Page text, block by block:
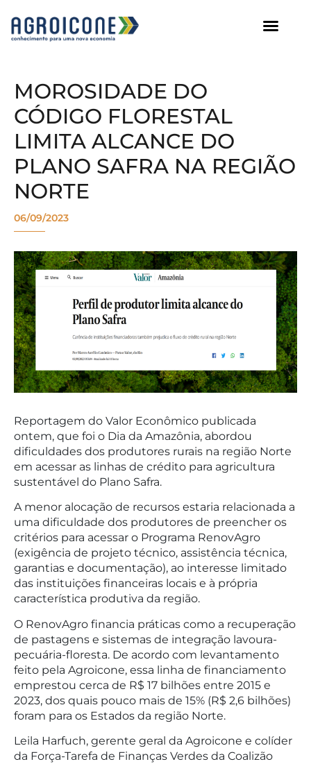
MOROSIDADE DO
CÓDIGO FLORESTAL
LIMITA ALCANCE DO
PLANO SAFRA NA REGIÃO
NORTE
06/09/2023
Reportagem do Valor Econômico publicada
ontem, que foi o Dia da Amazônia, abordou
dificuldades dos produtores rurais na região Norte
em acessar as linhas de crédito para agricultura
sustentável do Plano Safra.
A menor alocação de recursos estaria relacionada a
uma dificuldade dos produtores de preencher os
critérios para acessar o Programa RenovAgro
(exigência de projeto técnico, assistência técnica,
garantias e documentação), ao interesse limitado
das instituições financeiras locais e à própria
característica produtiva da região.
O RenovAgro financia práticas como a recuperação
de pastagens e sistemas de integração lavoura-
pecuária-floresta. De acordo com levantamento
feito pela Agroicone, essa linha de financiamento
emprestou cerca de R$ 17 bilhões entre 2015 e
2023, dos quais pouco mais de 15% (R$ 2,6 bilhões)
foram para os Estados da região Norte.
Leila Harfuch, gerente geral da Agroicone e colíder
da Força-Tarefa de Finanças Verdes da Coalizão